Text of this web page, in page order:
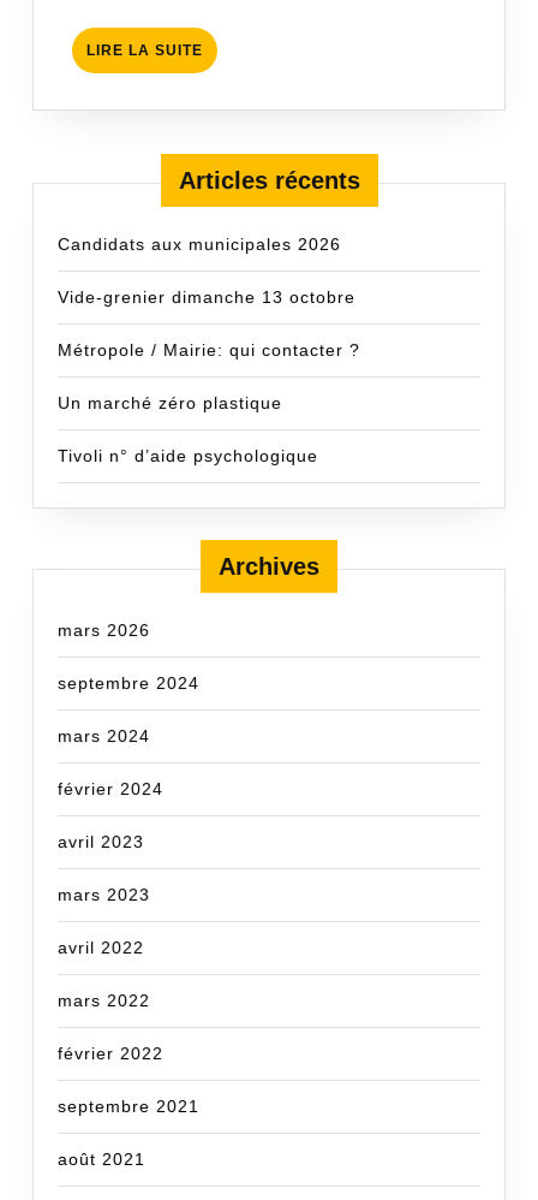
LIRE LA SUITE LIRE
LA
Articles récents
Candidats aux municipales 2026
Vide-grenier dimanche 13 octobre
Métropole / Mairie: qui contacter ?
Un marché zéro plastique
Tivoli n° d’aide psychologique
Archives
mars 2026
septembre 2024
mars 2024
février 2024
avril 2023
mars 2023
avril 2022
mars 2022
février 2022
septembre 2021
août 2021